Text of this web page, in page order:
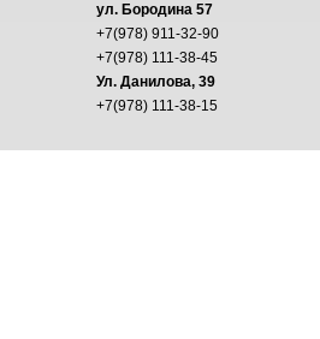
ул. Бородина 57
+7(978) 911-32-90
+7(978) 111-38-45
Ул. Данилова, 39
+7(978) 111-38-15